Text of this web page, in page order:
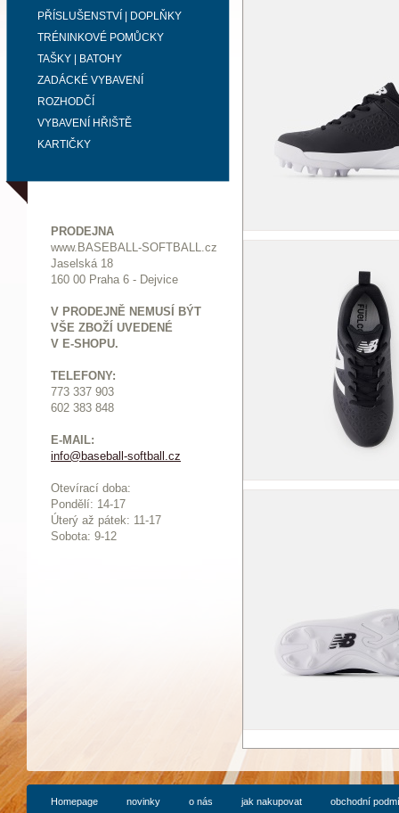
PŘÍSLUŠENSTVÍ | DOPLŇKY
TRÉNINKOVÉ POMŮCKY
TAŠKY | BATOHY
ZADÁCKÉ VYBAVENÍ
ROZHODČÍ
VYBAVENÍ HŘIŠTĚ
KARTIČKY
PRODEJNA
www.BASEBALL-SOFTBALL.cz
Jaselská 18
160 00 Praha 6 - Dejvice
V PRODEJNĚ NEMUSÍ BÝT
VŠE ZBOŽÍ UVEDENÉ
V E-SHOPU.
TELEFONY:
773 337 903
602 383 848
E-MAIL:
info@baseball-softball.cz
Otevírací doba:
Pondělí: 14-17
Úterý až pátek: 11-17
Sobota: 9-12
Homepage novinky o nás jak nakupovat obchodní